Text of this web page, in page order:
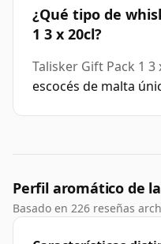
¿Qué tipo de
1 3 x 20cl?
Talisker Gift Pack 1 3
escocés de malta
Perfil aromático de
Basado en 226 reseñas